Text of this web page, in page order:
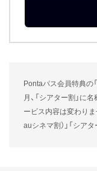
Pontaパス会員特典の
月、「シアター割」に
ービス内容は変わりま
auシネマ割）」「シア